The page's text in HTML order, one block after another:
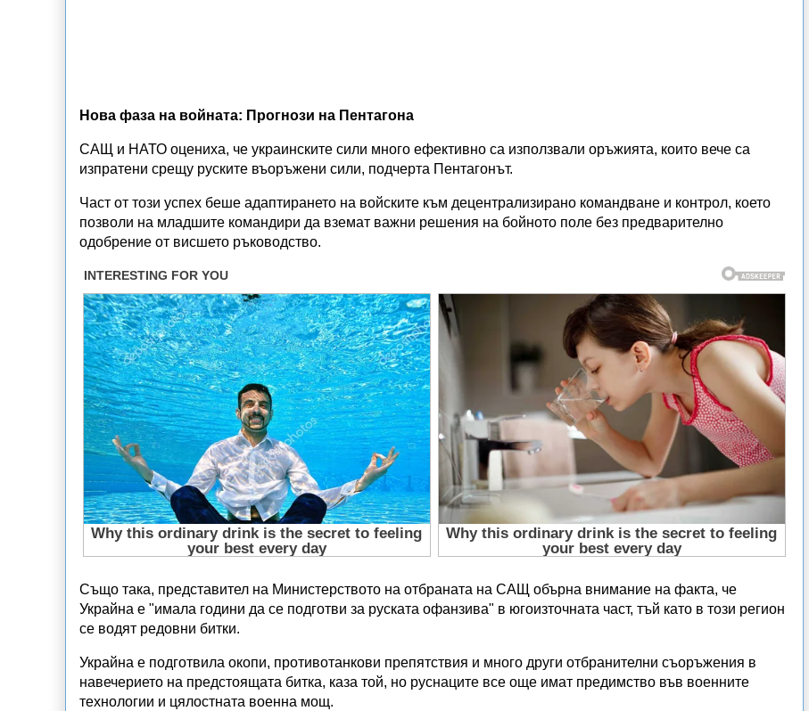
Нова фаза на войната: Прогнози на Пентагона
САЩ и НАТО оцениха, че украинските сили много ефективно са използвали оръжията, които вече са
изпратени срещу руските въоръжени сили, подчерта Пентагонът.
Част от този успех беше адаптирането на войските към децентрализирано командване и контрол, което
позволи на младшите командири да вземат важни решения на бойното поле без предварително
одобрение от висшето ръководство.
Също така, представител на Министерството на отбраната на САЩ обърна внимание на факта, че
Украйна е "имала години да се подготви за руската офанзива" в югоизточната част, тъй като в този регион
се водят редовни битки.
Украйна е подготвила окопи, противотанкови препятствия и много други отбранителни съоръжения в
навечерието на предстоящата битка, каза той, но руснаците все още имат предимство във военните
технологии и цялостната военна мощ.